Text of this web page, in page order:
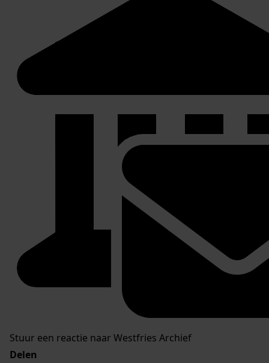
Stuur een reactie naar Westfries Archief
Delen